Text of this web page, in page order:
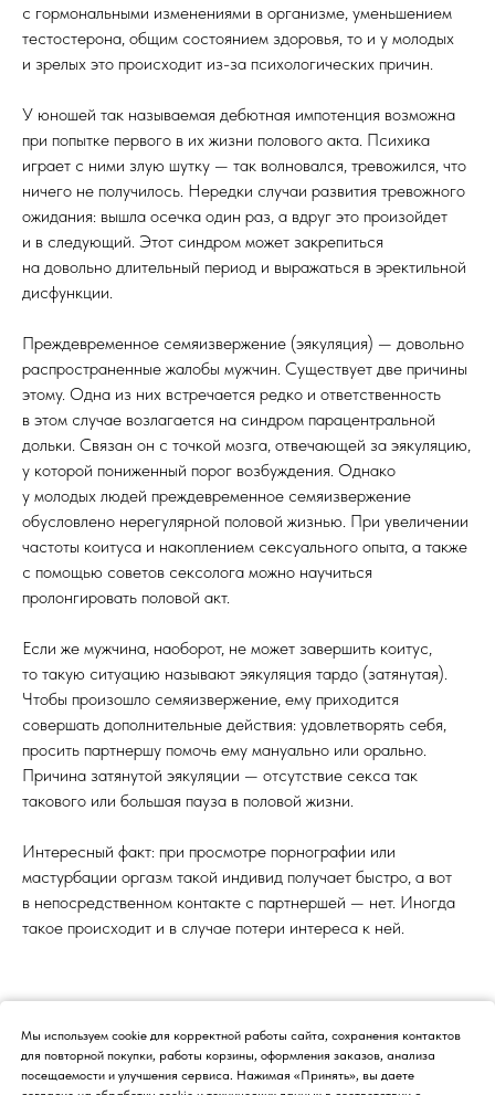
с гормональными изменениями в организме, уменьшением
тестостерона, общим состоянием здоровья, то и у молодых
и зрелых это происходит из-за психологических причин.
У юношей так называемая дебютная импотенция возможна
при попытке первого в их жизни полового акта. Психика
играет с ними злую шутку — так волновался, тревожился, что
ничего не получилось. Нередки случаи развития тревожного
ожидания: вышла осечка один раз, а вдруг это произойдет
и в следующий. Этот синдром может закрепиться
на довольно длительный период и выражаться в эректильной
дисфункции.
Преждевременное семяизвержение (эякуляция) — довольно
распространенные жалобы мужчин. Существует две причины
этому. Одна из них встречается редко и ответственность
в этом случае возлагается на синдром парацентральной
дольки. Связан он с точкой мозга, отвечающей за эякуляцию,
у которой пониженный порог возбуждения. Однако
у молодых людей преждевременное семяизвержение
обусловлено нерегулярной половой жизнью. При увеличении
частоты коитуса и накоплением сексуального опыта, а также
с помощью советов сексолога можно научиться
пролонгировать половой акт.
Если же мужчина, наоборот, не может завершить коитус,
то такую ситуацию называют эякуляция тардо (затянутая).
Чтобы произошло семяизвержение, ему приходится
совершать дополнительные действия: удовлетворять себя,
просить партнершу помочь ему мануально или орально.
Причина затянутой эякуляции — отсутствие секса так
такового или большая пауза в половой жизни.
Интересный факт: при просмотре порнографии или
мастурбации оргазм такой индивид получает быстро, а вот
в непосредственном контакте с партнершей — нет. Иногда
такое происходит и в случае потери интереса к ней.
Мы используем cookie для корректной работы сайта, сохранения контактов
для повторной покупки, работы корзины, оформления заказов, анализа
посещаемости и улучшения сервиса. Нажимая «Принять», вы даете